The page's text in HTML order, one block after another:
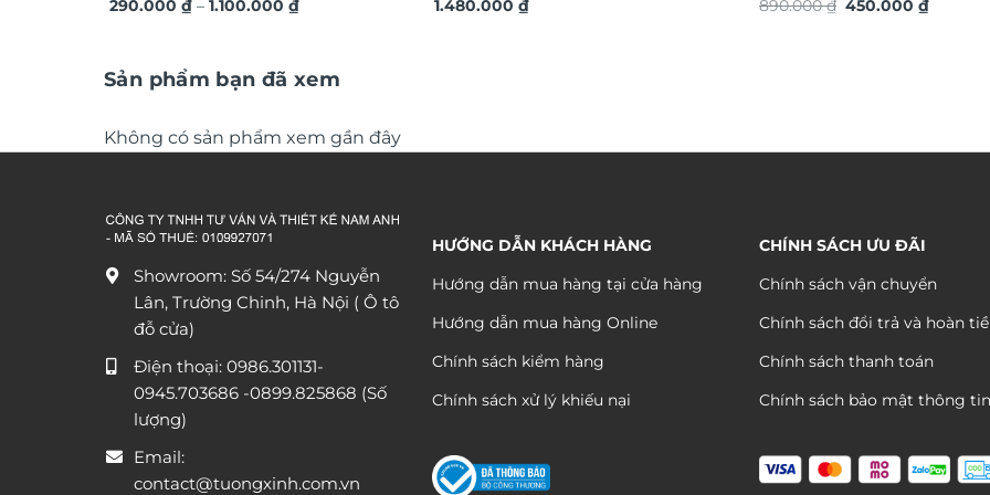
quà tặng sang trọng ý nghĩa TG4843
290.000₫ – 1.100.000₫Khoảng
1.100.000 ₫
sang trọng TDV17
1.480.000₫
TG4916S
890.000₫ Giá
450.000₫Giá
Sản phẩm bạn đã xem
Không có sản phẩm xem gần đây
Showroom: Số 54/274 Nguyễn
Lân, Trường Chinh, Hà Nội ( Ô tô
đỗ cửa)
Điện thoại: 0986.301131-
0945.703686 -0899.825868 (Số
lượng)
Email:
contact@tuongxinh.com.vn
HƯỚNG DẪN KHÁCH HÀNG
Hướng dẫn mua hàng tại cửa hàng
Hướng dẫn mua hàng Online
Chính sách kiểm hàng
Chính sách xử lý khiếu nại
CHÍNH SÁCH ƯU ĐÃI
Chính sách vận chuyển
Chính sách đổi trả và hoàn
Chính sách thanh toán
Chính sách bảo mật thông tin